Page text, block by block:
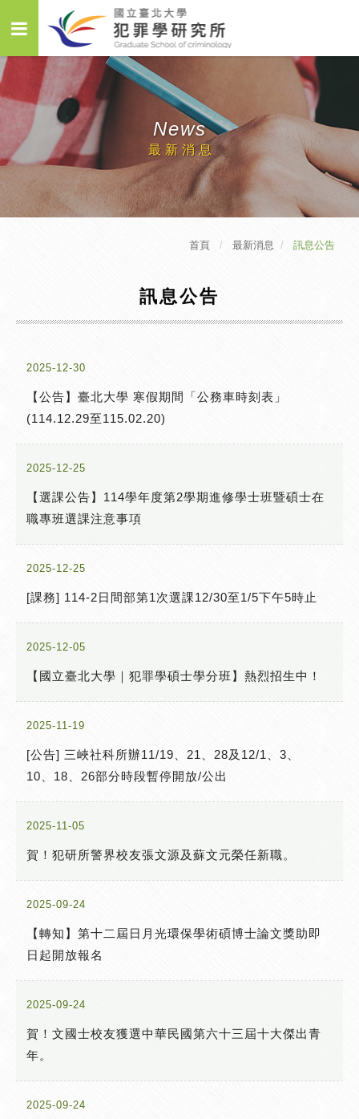
News
最新消息
首頁 最新消息 訊息公告
訊息公告
2025-12-30
【公告】臺北大學 寒假期間「公務車時刻表」
(114.12.29至115.02.20)
2025-12-25
【選課公告】114學年度第2學期進修學士班暨碩士在
職專班選課注意事項
2025-12-25
[課務] 114-2日間部第1次選課12/30至1/5下午5時止
2025-12-05
【國立臺北大學｜犯罪學碩士學分班】熱烈招生中！
2025-11-19
[公告] 三峽社科所辦11/19、21、28及12/1、3、
10、18、26部分時段暫停開放/公出
2025-11-05
賀！犯研所警界校友張文源及蘇文元榮任新職。
2025-09-24
【轉知】第十二屆日月光環保學術碩博士論文獎助即
日起開放報名
2025-09-24
賀！文國士校友獲選中華民國第六十三屆十大傑出青
年。
2025-09-24